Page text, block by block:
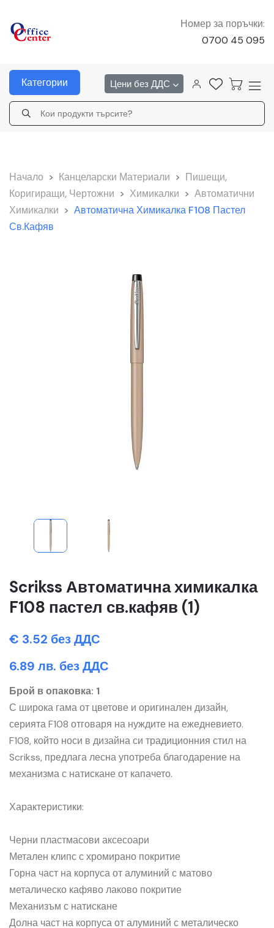
Номер за поръчки:
0700 45 095
Категории Цени без ДДС
Начало > Канцеларски Материали > Пишещи,
Коригиращи, Чертожни > Химикалки > Автоматични
Химикалки > Автоматична Химикалка F108 Пастел
Св.кафяв
Scrikss Автоматична химикалка
F108 пастел св.кафяв (1)
€ 3.52 без ДДС
6.89 лв. без ДДС
Брой в опаковка: 1
С широка гама от цветове и оригинален дизайн,
серията F108 отговаря на нуждите на ежедневието.
F108, който носи в дизайна си традиционния стил на
Scrikss, предлага лесна употреба благодарение на
механизма с натискане от капачето.
Характеристики:
Черни пластмасови аксесоари
Метален клипс с хромирано покритие
Горна част на корпуса от алуминий с матово
металическо кафяво лаково покритие
Механизъм с натискане
Долна част на корпуса от алуминий с металическо